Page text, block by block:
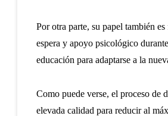
Por otra parte, su papel también
espera y apoyo psicológico
educación para adaptarse a la
Como puede verse, el proceso de
elevada calidad para reducir al